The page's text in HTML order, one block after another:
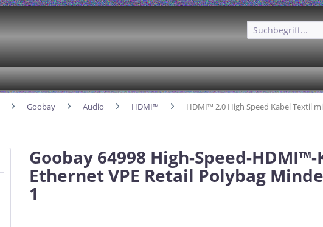
Goobay Audio HDMI™ HDMI™ 2.0 High Speed Kabel Textil
Goobay 64998 High-Speed-
Ethernet VPE Retail Polybag
1